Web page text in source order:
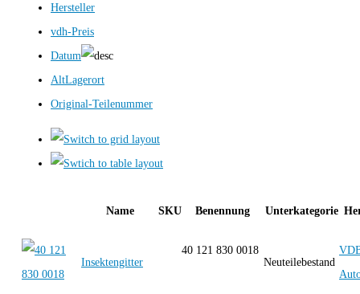
Hersteller
vdh-Preis
Datum
AltLagerort
Original-Teilenummer
Name SKU Benennung Unterkategorie
Insektengitter
40 121 830 0018
Neuteilebestand